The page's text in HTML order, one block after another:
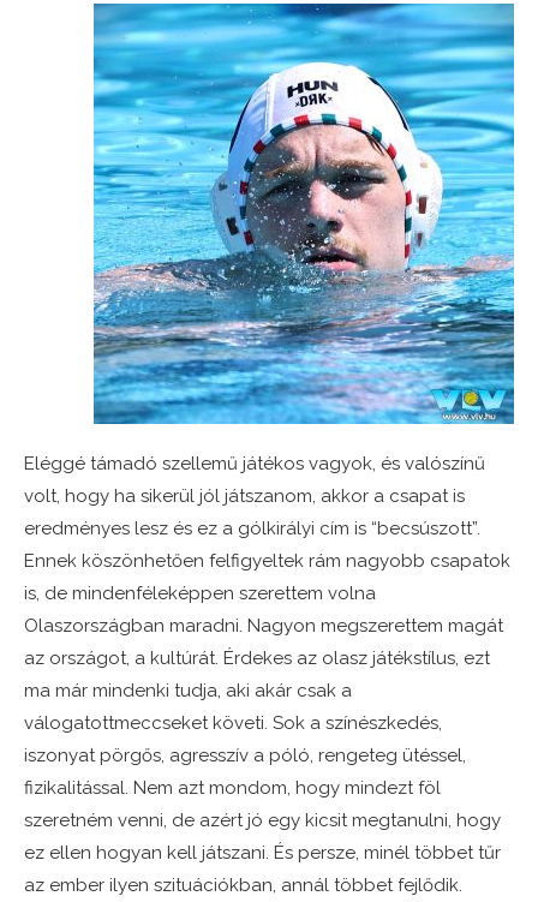
Eléggé támadó szellemű játékos vagyok, és valószínű
volt, hogy ha sikerül jól játszanom, akkor a csapat is
eredményes lesz és ez a gólkirályi cím is “becsúszott”.
Ennek köszönhetően felfigyeltek rám nagyobb csapatok
is, de mindenféleképpen szerettem volna
Olaszországban maradni. Nagyon megszerettem magát
az országot, a kultúrát. Érdekes az olasz játékstílus, ezt
ma már mindenki tudja, aki akár csak a
válogatottmeccseket követi. Sok a színészkedés,
iszonyat pörgős, agresszív a póló, rengeteg ütéssel,
fizikalitással. Nem azt mondom, hogy mindezt föl
szeretném venni, de azért jó egy kicsit megtanulni, hogy
ez ellen hogyan kell játszani. És persze, minél többet tűr
az ember ilyen szituációkban, annál többet fejlődik.